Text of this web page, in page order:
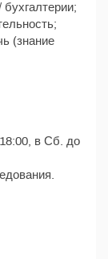
(знание
в Сб. до